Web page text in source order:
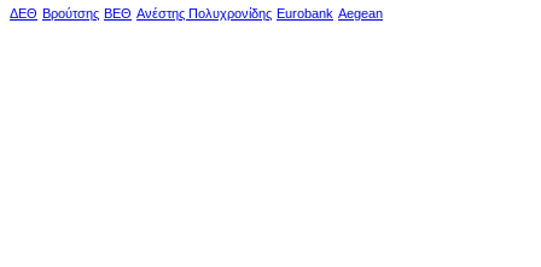
ΔΕΘ Βρούτσης ΒΕΘ Ανέστης Πολυχρονίδης Eurobank Aegean